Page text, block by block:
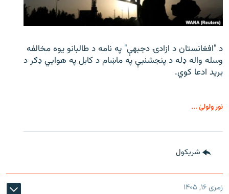
د "افغانستان د ازادۍ دجبهې" په نامه د طالبانو یوه مخالفه
وسله واله ډله د پنجشنبې په ماښام د کابل په هوايي ډګر د
برید ادعا کوي.
نور ولولئ ...
شريکول
زمری ۱۶, ۱۴۰۵